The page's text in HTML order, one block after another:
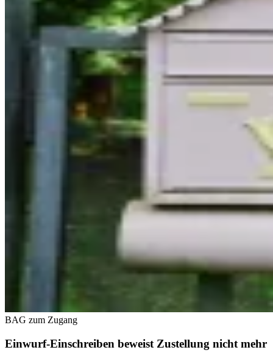
BAG zum Zugang
Einwurf-Einschreiben beweist Zustellung nicht mehr